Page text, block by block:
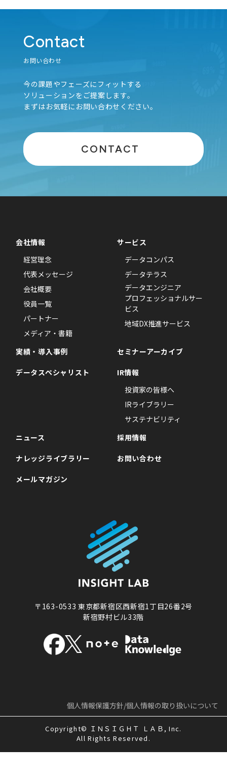
個人情報保護方針/個人情報の取り扱いについて
個人情報保護方針/個人情報の取り扱いについて
Contact
お問い合わせ
今の課題やフェーズにフィットする
ソリューションをご提案します。
まずはお気軽にお問い合わせください。
CONTACT
会社情報
経営理念
代表メッセージ
会社概要
役員一覧
パートナー
メディア・書籍
サービス
データコンパス
データテラス
データエンジニア
プロフェッショナルサー
ビス
地域DX推進サービス
実績・導入事例 セミナーアーカイブ
データスペシャリスト
IR情報
投資家の皆様へ
IRライブラリー
サステナビリティ
ニュース
採用情報
ナレッジライブラリー お問い合わせ
メールマガジン
〒163-0533東京都新宿区西新宿1丁目26番2号
新宿野村ビル33階
個人情報保護方針/個人情報の取り扱いについて
Copyright© ＩＮＳＩＧＨＴ ＬＡＢ, Inc.
All Rights Reserved.